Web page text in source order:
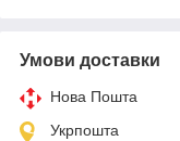
Умови доставки
Нова Пошта
Укрпошта